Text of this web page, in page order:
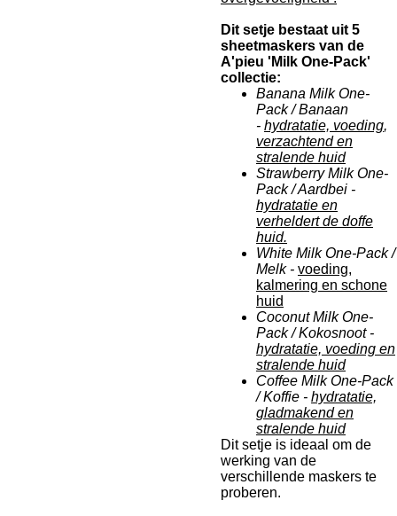
Dit setje bestaat uit 5
sheetmaskers van de
A'pieu 'Milk One-Pack'
collectie:
Banana Milk One-
Pack / Banaan
- hydratatie, voeding,
verzachtend en
stralende huid
Strawberry Milk One-
Pack / Aardbei -
hydratatie en
verheldert de doffe
huid.
White Milk One-Pack /
Melk - voeding,
kalmering en schone
huid
Coconut Milk One-
Pack / Kokosnoot -
hydratatie, voeding en
stralende huid
Coffee Milk One-Pack
/ Koffie - hydratatie,
gladmakend en
stralende huid
Dit setje is ideaal om de
werking van de
verschillende maskers te
proberen.